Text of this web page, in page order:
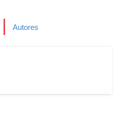
Autores